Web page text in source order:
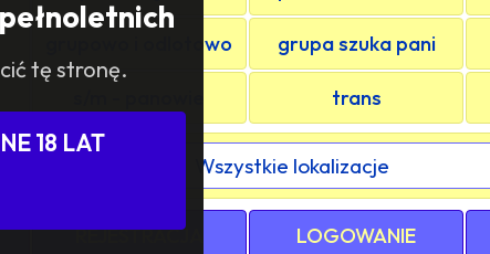
tę stronę.
18 LAT
grupowo i odlotowo grupa szuka pani
trans
/ kraju:
REJESTRACJA LOGOWANIE